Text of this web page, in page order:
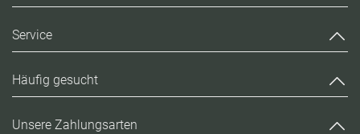
Service
Häufig gesucht
Unsere Zahlungsarten